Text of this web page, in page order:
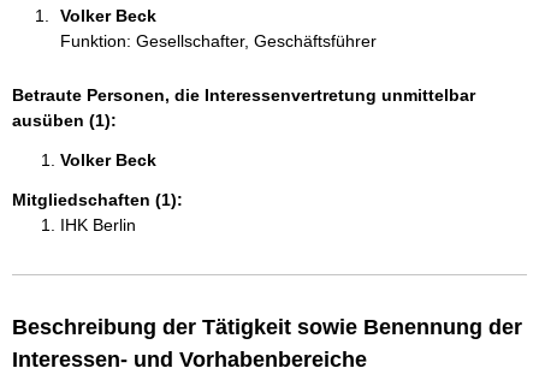
Volker Beck
Funktion: Gesellschafter, Geschäftsführer
Betraute Personen, die Interessenvertretung unmittelbar
ausüben (1):
Volker Beck
Mitgliedschaften (1):
IHK Berlin
Beschreibung der Tätigkeit sowie Benennung der
Interessen- und Vorhabenbereiche